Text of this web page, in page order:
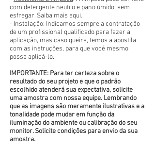
com detergente neutro e pano úmido, sem
esfregar. Saiba mais aqui.
- Instalação: Indicamos sempre a contratação
de um profissional qualificado para fazer a
aplicação, mas caso queira, temos a apostila
com as instruções, para que você mesmo
possa aplicá-lo.
IMPORTANTE: Para ter certeza sobre o
resultado do seu projeto e que o padrão
escolhido atenderá sua expectativa, solicite
uma amostra com nossa equipe. Lembrando
que as imagens são meramente ilustrativas e a
tonalidade pode mudar em função da
iluminação do ambiente ou calibração do seu
monitor. Solicite condições para envio da sua
amostra.